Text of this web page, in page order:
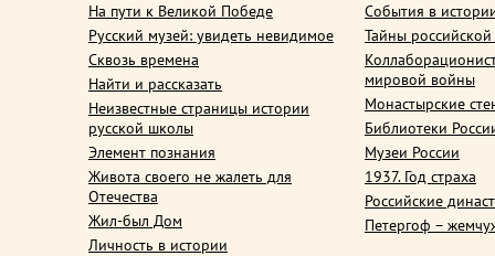
На пути к Великой Победе
Русский музей: увидеть невидимое
Сквозь времена
Найти и рассказать
Неизвестные страницы истории
русской школы
Элемент познания
Живота своего не жалеть для
Отечества
Жил-был Дом
Личность в истории
События в
Тайны
мировой войны
Монастырские
Библиотеки
Музеи России
1937. Год страха
Российские
Петергоф –